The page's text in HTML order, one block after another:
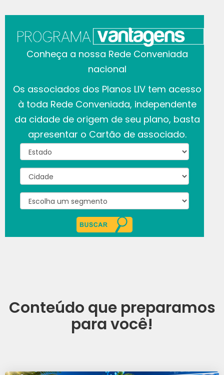
Conheça a nossa Rede Conveniada
nacional
Os associados dos Planos LIV tem acesso
à toda Rede Conveniada, independente
da cidade de origem de seu plano, basta
apresentar o Cartão de associado.
Conteúdo que preparamos
para você!